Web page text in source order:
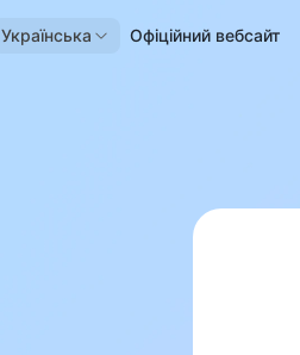
Українська Офіційний вебсайт